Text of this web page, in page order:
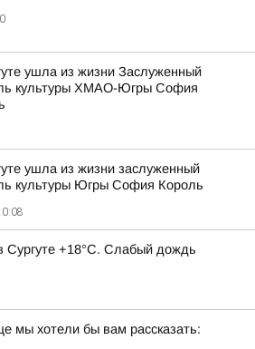
ушла из жизни Заслуженный
культуры ХМАО-Югры София
ушла из жизни заслуженный
культуры Югры София Король
Сургуте +18°С. Слабый дождь
мы хотели бы вам рассказать: